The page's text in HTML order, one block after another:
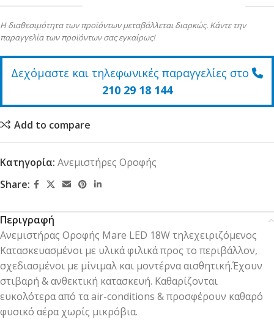
Η διαθεσιμότητα των προϊόντων μεταβάλλεται διαρκώς. Κάντε την
παραγγελία των προϊόντων σας εγκαίρως!
Δεχόμαστε και τηλεφωνικές παραγγελίες στο
210 29 18 144
Add to compare
Κατηγορία: Ανεμιστήρες Οροφής
Share:
Περιγραφή
Ανεμιστήρας Οροφής Mare LED 18W τηλεχειριζόμενος
Κατασκευασμένοι με υλικά φιλικά προς το περιβάλλον,
σχεδιασμένοι με μίνιμαλ και μοντέρνα αισθητική.Έχουν
στιβαρή & ανθεκτική κατασκευή. Καθαρίζονται
ευκολότερα από τα air-conditions & προσφέρουν καθαρό
φυσικό αέρα χωρίς μικρόβια.